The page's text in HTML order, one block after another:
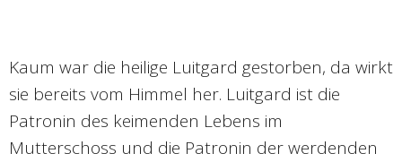
Kaum war die heilige Luitgard gestorben, da wirkt
sie bereits vom Himmel her. Luitgard ist die
Patronin des keimenden Lebens im
Mutterschoss und die Patronin der werdenden